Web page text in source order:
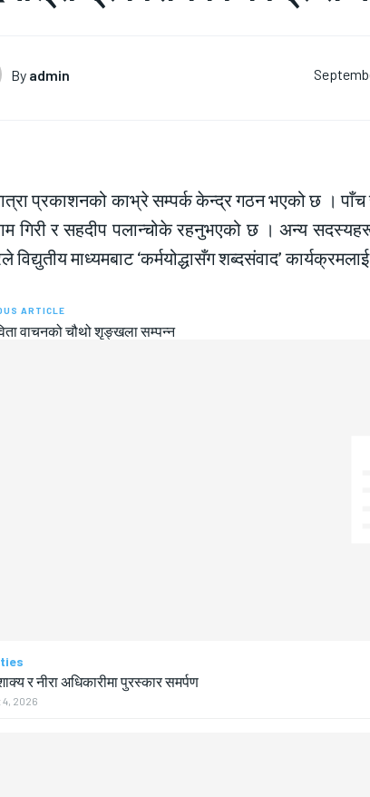
By admin
प्रकाशनको काभ्रे सम्पर्क केन्द्र गठन भएको छ ।
गिरी र सहदीप पलान्चोके रहनुभएको छ । अन्य
विद्युतीय माध्यमबाट ‘कर्मयोद्धासँग शब्दसंवाद’
ARTICLE
वाचनको चौथो शृङ्खला सम्पन्न
र नीरा अधिकारीमा पुरस्कार समर्पण
2026